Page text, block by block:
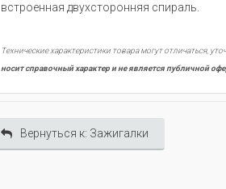
встроенная двухсторонняя спираль.
Технические характеристики товара могут отличаться,
носит справочный характер и не является публичной
Вернуться к: Зажигалки